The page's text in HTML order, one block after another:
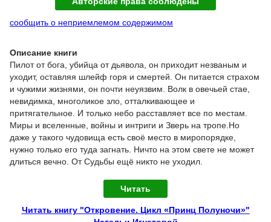
сообщить о неприемлемом содержимом
Описание книги
Пилот от бога, убийца от дьявола, он приходит незваным и
уходит, оставляя шлейф горя и смертей. Он питается страхом
и чужими жизнями, он почти неуязвим. Волк в овечьей стае,
невидимка, многоликое зло, отталкивающее и
притягательное. И только небо расставляет все по местам.
Миры и вселенные, войны и интриги и Зверь на тропе.Но
даже у такого чудовища есть своё место в миропорядке,
нужно только его туда загнать. Ничто на этом свете не может
длиться вечно. От Судьбы ещё никто не уходил.
Читать
Читать книгу "Откровение. Цикл «Принц Полуночи»"